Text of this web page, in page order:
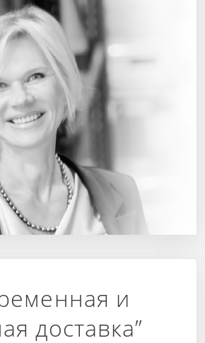
и
доставка”